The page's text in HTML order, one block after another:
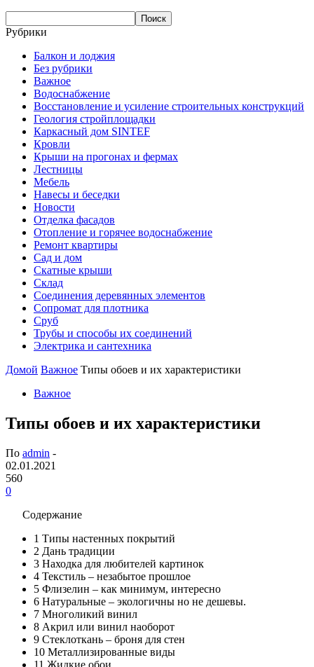
Рубрики
Балкон и лоджия
Без рубрики
Важное
Водоснабжение
Восстановление и усиление строительных конструкций
Геология стройплощадки
Каркасный дом SINTEF
Кровли
Крыши на прогонах и фермах
Лестницы
Мебель
Навесы и беседки
Новости
Отделка фасадов
Отопление и горячее водоснабжение
Ремонт квартиры
Сад и дом
Скатные крыши
Склад
Соединения деревянных элементов
Сопромат для плотника
Сруб
Трубы и способы их соединений
Электрика и сантехника
Домой Важное Типы обоев и их характеристики
Важное
Типы обоев и их характеристики
По admin -
02.01.2021
560
0
Содержание
1 Типы настенных покрытий
2 Дань традиции
3 Находка для любителей картинок
4 Текстиль – незабытое прошлое
5 Флизелин – как минимум, интересно
6 Натуральные – экологичны но не дешевы.
7 Многоликий винил
8 Акрил или винил наоборот
9 Стеклоткань – броня для стен
10 Металлизированные виды
11 Жидкие обои